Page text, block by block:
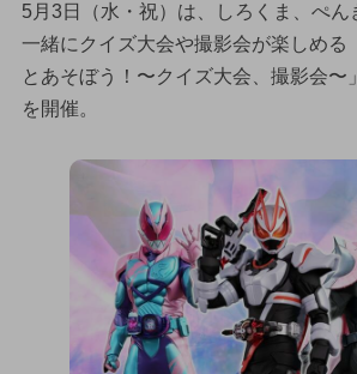
5月3日（水・祝）は、しろくま、ぺん
一緒にクイズ大会や撮影会が楽しめる
とあそぼう！〜クイズ大会、撮影会〜
を開催。